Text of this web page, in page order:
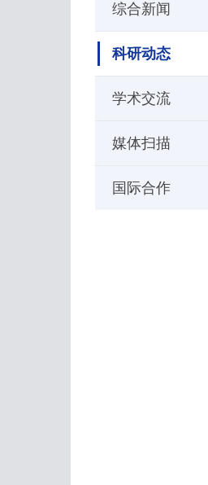
综合新闻
科研动态
学术交流
媒体扫描
国际合作